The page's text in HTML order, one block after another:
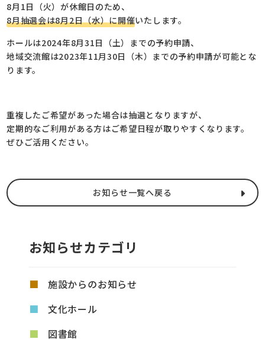
8月1日（火）が休館日のため、
8月抽選会は8月2日（水）に開催いたします。
ホールは2024年8月31日（土）までの予約申請、
地域交流館は2023年11月30日（木）までの予約申請が可能とな
ります。
重複したご希望があった場合は抽選となりますが、
定期的なご利用がある方はご希望日程が取りやすくなります。
ぜひご活用ください。
お知らせ一覧へ戻る
お知らせカテゴリ
施設からのお知らせ
文化ホール
図書館